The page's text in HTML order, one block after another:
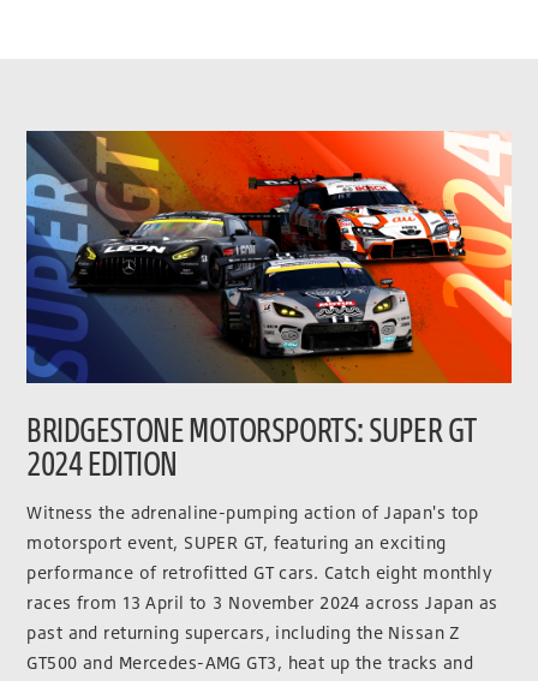
BRIDGESTONE MOTORSPORTS: SUPER GT
2024 EDITION
Witness the adrenaline-pumping action of Japan's top
motorsport event, SUPER GT, featuring an exciting
performance of retrofitted GT cars. Catch eight monthly
races from 13 April to 3 November 2024 across Japan as
past and returning supercars, including the Nissan Z
GT500 and Mercedes-AMG GT3, heat up the tracks and